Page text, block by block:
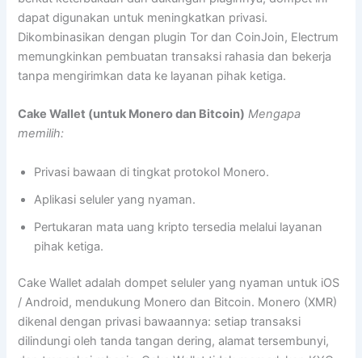
dapat digunakan untuk meningkatkan privasi.
Dikombinasikan dengan plugin Tor dan CoinJoin, Electrum
memungkinkan pembuatan transaksi rahasia dan bekerja
tanpa mengirimkan data ke layanan pihak ketiga.
Cake Wallet (untuk Monero dan Bitcoin) Mengapa
memilih:
Privasi bawaan di tingkat protokol Monero.
Aplikasi seluler yang nyaman.
Pertukaran mata uang kripto tersedia melalui layanan
pihak ketiga.
Cake Wallet adalah dompet seluler yang nyaman untuk iOS
/ Android, mendukung Monero dan Bitcoin. Monero (XMR)
dikenal dengan privasi bawaannya: setiap transaksi
dilindungi oleh tanda tangan dering, alamat tersembunyi,